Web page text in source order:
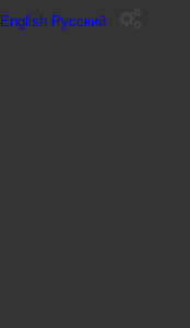
English Русский